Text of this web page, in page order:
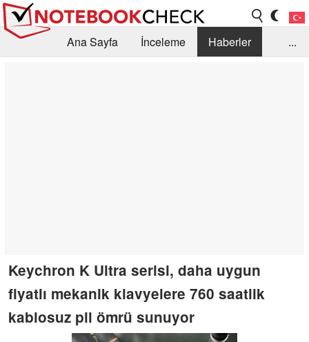
Ana Sayfa İnceleme
Haberler
...
Keychron K Ultra serisi, daha uygun
fiyatlı mekanik klavyelere 760 saatlik
kablosuz pil ömrü sunuyor